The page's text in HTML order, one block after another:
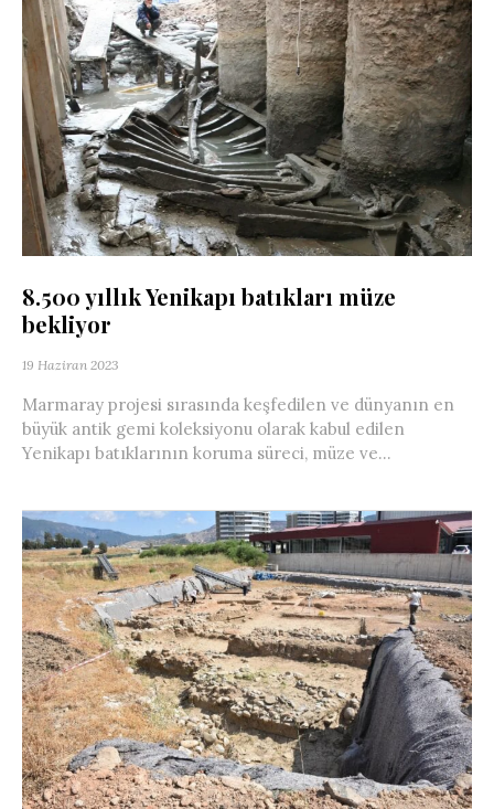
8.500 yıllık Yenikapı batıkları müze
bekliyor
19 Haziran 2023
Marmaray projesi sırasında keşfedilen ve dünyanın en
büyük antik gemi koleksiyonu olarak kabul edilen
Yenikapı batıklarının koruma süreci, müze ve...